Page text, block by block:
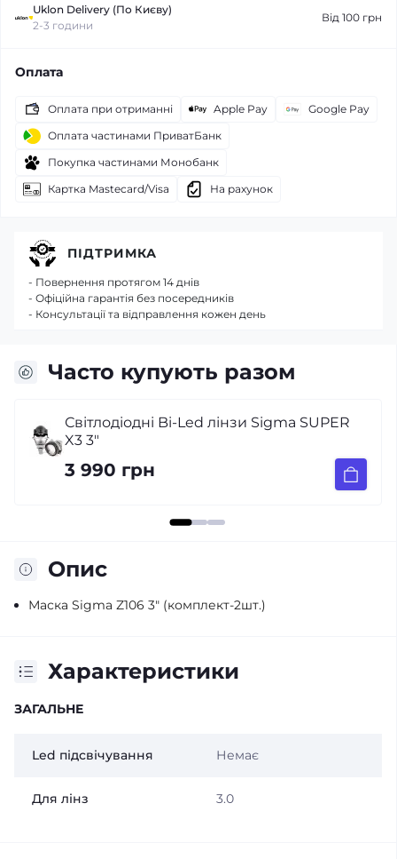
Uklon Delivery (По Києву)
2-3 години
Від 100 грн
Оплата
Оплата при отриманні Apple Pay
Google Pay
Оплата частинами ПриватБанк
Покупка частинами Монобанк
Картка Mastecard/Visa
На рахунок
Часто купують разом
Bi-Led лінзи Sigma SUPER
Герметик
450 грн
Опис
Маска Sigma Z106 3" (комплект-2шт.)
Характеристики
ЗАГАЛЬНЕ
Led підсвічування Немає
Для лінз 3.0
ПІДТРИМКА
- Повернення протягом 14 днів
- Офіційна гарантія без посередників
- Консультації та відправлення кожен день